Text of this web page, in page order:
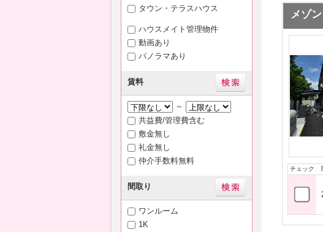
タウン・テラスハウス
ハウスメイト管理物件
動画あり
パノラマあり
賃料
～
共益費/管理費含む
敷金無し
礼金無し
仲介手数料無料
間取り
ワンルーム
1K
メゾ
チェック